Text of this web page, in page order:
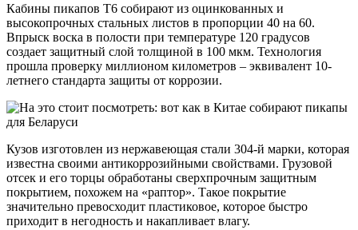
Кабины пикапов Т6 собирают из оцинкованных и
высокопрочных стальных листов в пропорции 40 на 60.
Впрыск воска в полости при температуре 120 градусов
создает защитный слой толщиной в 100 мкм. Технология
прошла проверку миллионом километров – эквивалент 10-
летнего стандарта защиты от коррозии.
Кузов изготовлен из нержавеющая стали 304-й марки, которая
известна своими антикоррозийными свойствами. Грузовой
отсек и его торцы обработаны сверхпрочным защитным
покрытием, похожем на «раптор». Такое покрытие
значительно превосходит пластиковое, которое быстро
приходит в негодность и накапливает влагу.